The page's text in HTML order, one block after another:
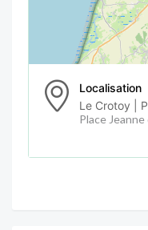
Localisation
Le Crotoy |
Place